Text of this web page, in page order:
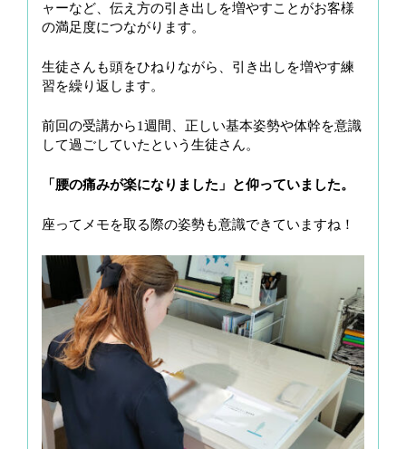
ャーなど、伝え方の引き出しを増やすことがお客様
の満足度につながります。
生徒さんも頭をひねりながら、引き出しを増やす練
習を繰り返します。
前回の受講から1週間、正しい基本姿勢や体幹を意識
して過ごしていたという生徒さん。
「腰の痛みが楽になりました」と仰っていました。
座ってメモを取る際の姿勢も意識できていますね！